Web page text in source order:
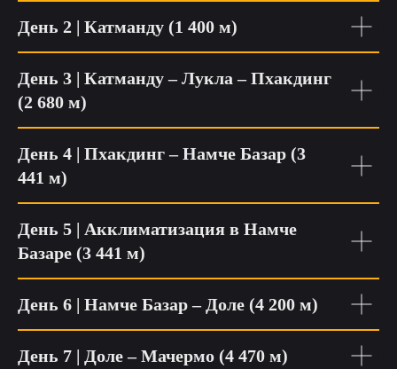
День 2 | Катманду (1 400 м)
День 3 | Катманду – Лукла – Пхакдинг
(2 680 м)
День 4 | Пхакдинг – Намче Базар (3
441 м)
День 5 | Акклиматизация в Намче
Базаре (3 441 м)
День 6 | Намче Базар – Доле (4 200 м)
День 7 | Доле – Мачермо (4 470 м)